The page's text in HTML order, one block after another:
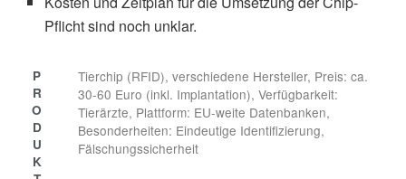
Pflicht sind noch unklar.
P
R
O
D
U
K
Tierchip (RFID), verschiedene Hersteller, Preis: ca.
30-60 Euro (inkl. Implantation), Verfügbarkeit:
Tierärzte, Plattform: EU-weite Datenbanken,
Besonderheiten: Eindeutige Identifizierung,
Fälschungssicherheit